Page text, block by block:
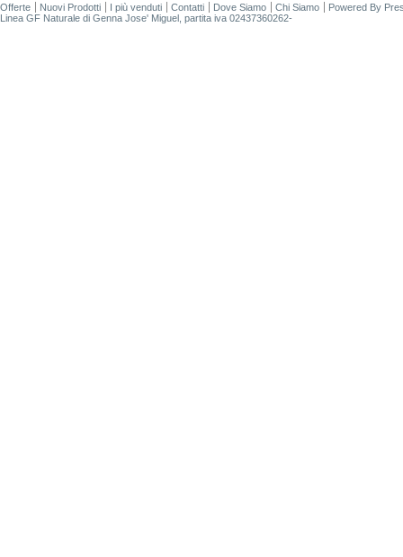
Offerte Nuovi Prodotti I più venduti Contatti Dove Siamo Chi Siamo Powered By
Linea GF Naturale di Genna Jose' Miguel, partita iva 02437360262-